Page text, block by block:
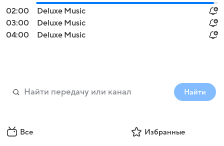
02:00
Deluxe Music
03:00
Deluxe Music
04:00
Deluxe Music
Найти
Все Избранные